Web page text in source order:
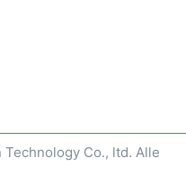
Co., ltd. Alle